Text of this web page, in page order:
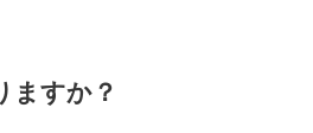
ますか？